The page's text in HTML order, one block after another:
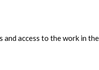
and access to the work in